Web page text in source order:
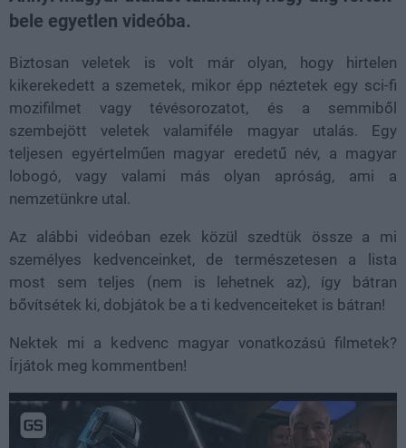
bele egyetlen videóba.
Biztosan veletek is volt már olyan, hogy hirtelen
kikerekedett a szemetek, mikor épp néztetek egy sci-fi
mozifilmet vagy tévésorozatot, és a semmiből
szembejött veletek valamiféle magyar utalás. Egy
teljesen egyértelműen magyar eredetű név, a magyar
lobogó, vagy valami más olyan apróság, ami a
nemzetünkre utal.
Az alábbi videóban ezek közül szedtük össze a mi
személyes kedvenceinket, de természetesen a lista
most sem teljes (nem is lehetnek az), így bátran
bővítsétek ki, dobjátok be a ti kedvenceiteket is bátran!
Nektek mi a kedvenc magyar vonatkozású filmetek?
Írjátok meg kommentben!